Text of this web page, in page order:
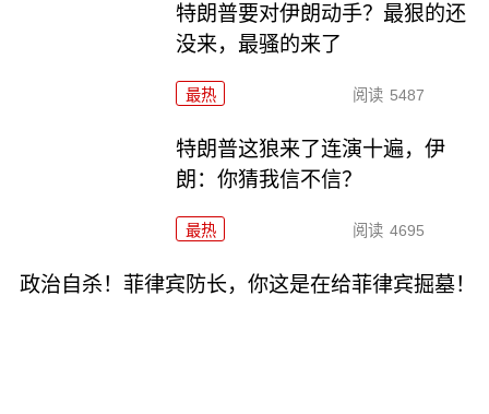
特朗普要对伊朗动手？最狠的还
没来，最骚的来了
最热 阅读 5487
特朗普这狼来了连演十遍，伊
朗：你猜我信不信？
最热 阅读 4695
政治自杀！菲律宾防长，你这是在给菲律宾掘墓！